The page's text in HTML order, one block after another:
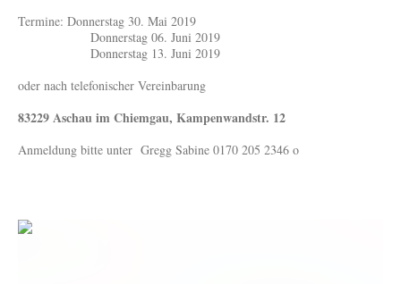
Termine: Donnerstag 30. Mai 2019
Donnerstag 06. Juni 2019
Donnerstag 13. Juni 2019
oder nach telefonischer Vereinbarung
83229 Aschau im Chiemgau, Kampenwandstr. 12
Anmeldung bitte unter Gregg Sabine 0170 205 2346 o